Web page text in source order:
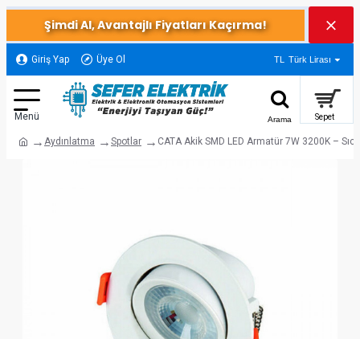
Şimdi Al, Avantajlı Fiyatları Kaçırma!
Giriş Yap Üye Ol TL Türk Lirası
Aydınlatma Spotlar CATA Akik SMD LED Armatür 7W 3200K –